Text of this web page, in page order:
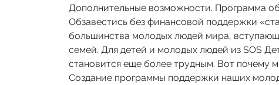
Дополнительные возможности. Программа
Обзавестись без финансовой поддержки
большинства молодых людей мира,
семей. Для детей и молодых людей из SOS
становится еще более трудным. Вот почему
Создание программы поддержки наших